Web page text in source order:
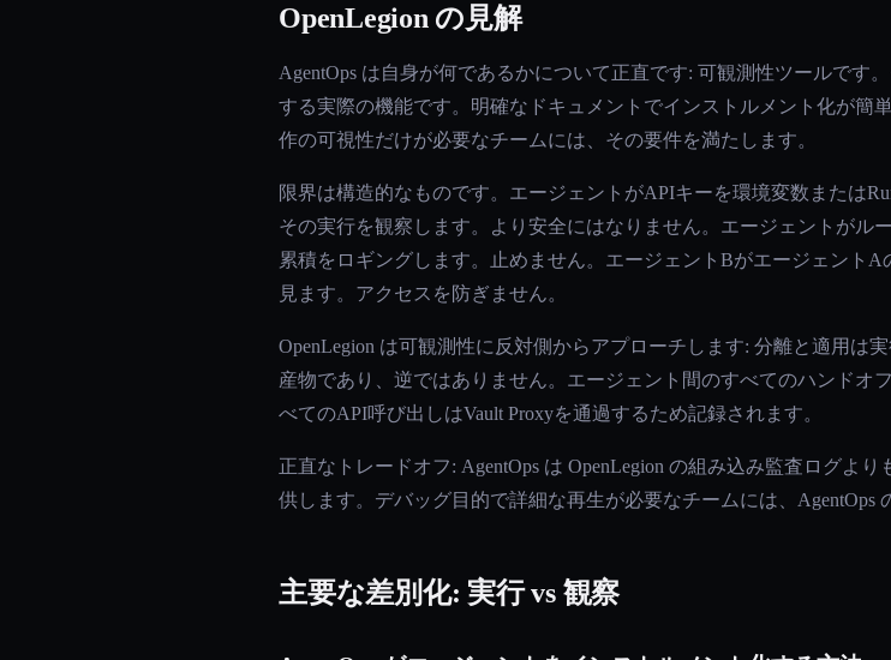
OpenLegion の見解
AgentOps は自身が何であるかについて正直です: 可観測性ツールです
する実際の機能です。明確なドキュメントでインストルメント化が簡
作の可視性だけが必要なチームには、その要件を満たします。
限界は構造的なものです。エージェントがAPIキーを環境変数または
その実行を観察します。より安全にはなりません。エージェントがル
累積をロギングします。止めません。エージェントBがエージェント
見ます。アクセスを防ぎません。
OpenLegion は可観測性に反対側からアプローチします: 分離と適用は
産物であり、逆ではありません。エージェント間のすべてのハンドオ
べてのAPI呼び出しはVault Proxyを通過するため記録されます。
正直なトレードオフ: AgentOps は OpenLegion の組み込み監査ログよ
供します。デバッグ目的で詳細な再生が必要なチームには、AgentOps
主要な差別化: 実行 vs 観察